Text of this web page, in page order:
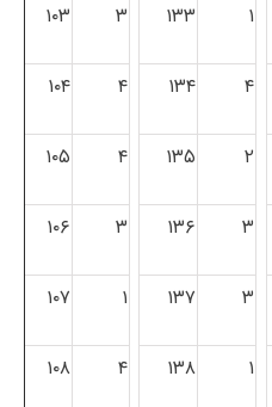
۱ ۱۳۳ ۳ ۱۰۳
۴ ۱۳۴ ۴ ۱۰۴
۲ ۱۳۵ ۴ ۱۰۵
۳ ۱۳۶ ۳ ۱۰۶
۳ ۱۳۷ ۱ ۱۰۷
۱ ۱۳۸ ۴ ۱۰۸